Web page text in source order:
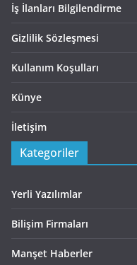
İş İlanları Bilgilendirme
Gizlilik Sözleşmesi
Kullanım Koşulları
Künye
İletişim
Kategoriler
Yerli Yazılımlar
Bilişim Firmaları
Manşet Haberler